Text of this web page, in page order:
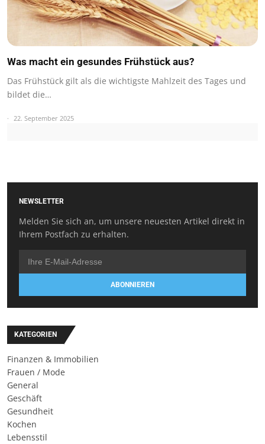
Was macht ein gesundes Frühstück aus?
Das Frühstück gilt als die wichtigste Mahlzeit des Tages und
bildet die…
22. September 2025
NEWSLETTER
Melden Sie sich an, um unsere neuesten Artikel direkt in
Ihrem Postfach zu erhalten.
ABONNIEREN
KATEGORIEN
Finanzen & Immobilien
Frauen / Mode
General
Geschäft
Gesundheit
Kochen
Lebensstil